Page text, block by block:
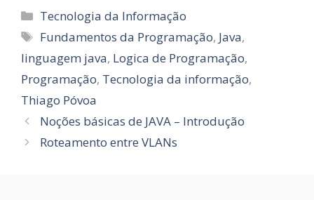
Categorias
Tecnologia da Informação
Tags
Fundamentos da Programação, Java,
linguagem java, Logica de Programação,
Programação, Tecnologia da informação,
Thiago Póvoa
Noções básicas de JAVA – Introdução
Roteamento entre VLANs